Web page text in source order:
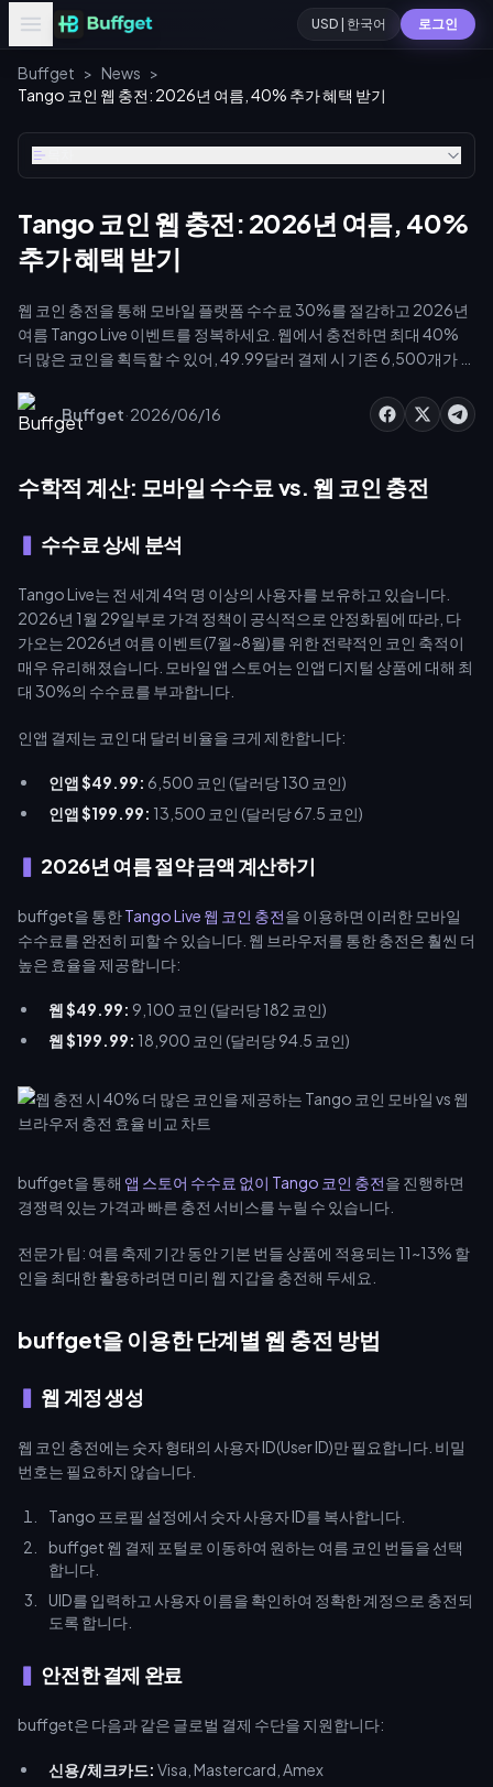
USD | 한국어 로그인
Buffget > News >
Tango 코인 웹 충전: 2026년 여름, 40% 추가 혜택 받기
Tango 코인 웹 충전: 2026년 여름, 40%
추가 혜택 받기
웹 코인 충전을 통해 모바일 플랫폼 수수료 30%를 절감하고 2026년
여름 Tango Live 이벤트를 정복하세요. 웹에서 충전하면 최대 40%
더 많은 코인을 획득할 수 있어, 49.99달러 결제 시 기존 6,500개가 아
율과 buffget의 안전한 결제 시스템을 활용하여 리더보드 상위권을
차지하고 프리미엄 대량 선물 애니메이션을 효율적으로 활성화해 보
Buffget·2026/06/16
수학적 계산: 모바일 수수료 vs. 웹 코인 충전
수수료 상세 분석
Tango Live는 전 세계 4억 명 이상의 사용자를 보유하고 있습니다.
2026년 1월 29일부로 가격 정책이 공식적으로 안정화됨에 따라, 다
가오는 2026년 여름 이벤트(7월~8월)를 위한 전략적인 코인 축적이
매우 유리해졌습니다. 모바일 앱 스토어는 인앱 디지털 상품에 대해 최
대 30%의 수수료를 부과합니다.
인앱 결제는 코인 대 달러 비율을 크게 제한합니다:
인앱 $49.99: 6,500 코인 (달러당 130 코인)
인앱 $199.99: 13,500 코인 (달러당 67.5 코인)
2026년 여름 절약 금액 계산하기
buffget을 통한Tango Live 웹 코인 충전을 이용하면 이러한 모바일
수수료를 완전히 피할 수 있습니다. 웹 브라우저를 통한 충전은 훨씬 더
높은 효율을 제공합니다:
웹 $49.99: 9,100 코인 (달러당 182 코인)
웹 $199.99: 18,900 코인 (달러당 94.5 코인)
buffget을 통해 앱 스토어 수수료 없이 Tango 코인 충전을 진행하면
경쟁력 있는 가격과 빠른 충전 서비스를 누릴 수 있습니다.
전문가 팁: 여름 축제 기간 동안 기본 번들 상품에 적용되는 11~13% 할
인을 최대한 활용하려면 미리 웹 지갑을 충전해 두세요.
buffget을 이용한 단계별 웹 충전 방법
웹 계정 생성
웹 코인 충전에는 숫자 형태의 사용자 ID(User ID)만 필요합니다. 비밀
번호는 필요하지 않습니다.
Tango 프로필 설정에서 숫자 사용자 ID를 복사합니다.
buffget 웹 결제 포털로 이동하여 원하는 여름 코인 번들을 선택
합니다.
UID를 입력하고 사용자 이름을 확인하여 정확한 계정으로 충전되
도록 합니다.
안전한 결제 완료
buffget은 다음과 같은 글로벌 결제 수단을 지원합니다:
신용/체크카드: Visa, Mastercard, Amex